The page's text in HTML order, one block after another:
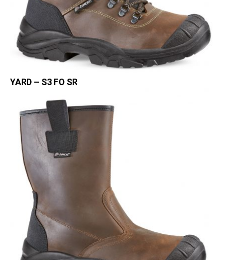
YARD – S3 FO SR